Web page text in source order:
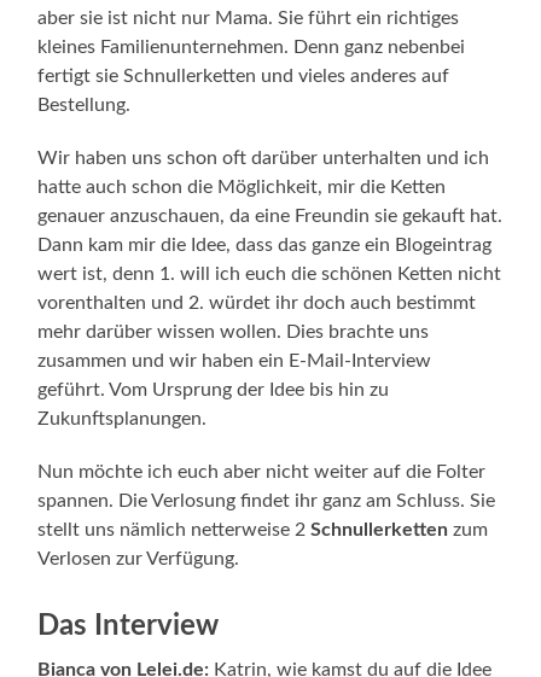
aber sie ist nicht nur Mama. Sie führt ein richtiges
kleines Familienunternehmen. Denn ganz nebenbei
fertigt sie Schnullerketten und vieles anderes auf
Bestellung.
Wir haben uns schon oft darüber unterhalten und ich
hatte auch schon die Möglichkeit, mir die Ketten
genauer anzuschauen, da eine Freundin sie gekauft hat.
Dann kam mir die Idee, dass das ganze ein Blogeintrag
wert ist, denn 1. will ich euch die schönen Ketten nicht
vorenthalten und 2. würdet ihr doch auch bestimmt
mehr darüber wissen wollen. Dies brachte uns
zusammen und wir haben ein E-Mail-Interview
geführt. Vom Ursprung der Idee bis hin zu
Zukunftsplanungen.
Nun möchte ich euch aber nicht weiter auf die Folter
spannen. Die Verlosung findet ihr ganz am Schluss. Sie
stellt uns nämlich netterweise 2Schnullerketten zum
Verlosen zur Verfügung.
Das Interview
Bianca von Lelei.de: Katrin, wie kamst du auf die Idee